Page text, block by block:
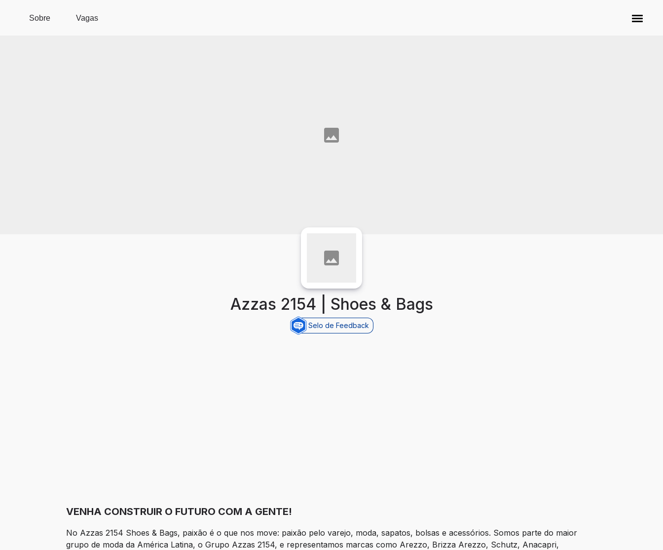
Sobre Vagas
Azzas 2154 | Shoes & Bags
Selo de Feedback
VENHA CONSTRUIR O FUTURO COM A GENTE!
No Azzas 2154 Shoes & Bags, paixão é o que nos move: paixão pelo varejo, moda, sapatos, bolsas e acessórios. Somos parte do maior
grupo de moda da América Latina, o Grupo Azzas 2154, e representamos marcas como Arezzo, Brizza Arezzo, Schutz, Anacapri,